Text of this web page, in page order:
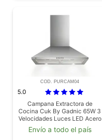
COD. PURCAM04
5.0
Campana Extractora de
Cocina Cuk By Gadnic 65W 3
Velocidades Luces LED Acero
Inoxidable 430
Envío a todo el país